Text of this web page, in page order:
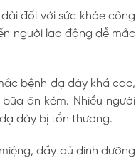
đối với sức khỏe công
người lao động dễ mắc
bệnh dạ dày khá cao,
ăn kém. Nhiều người
dày bị tổn thương.
đầy đủ dinh dưỡng